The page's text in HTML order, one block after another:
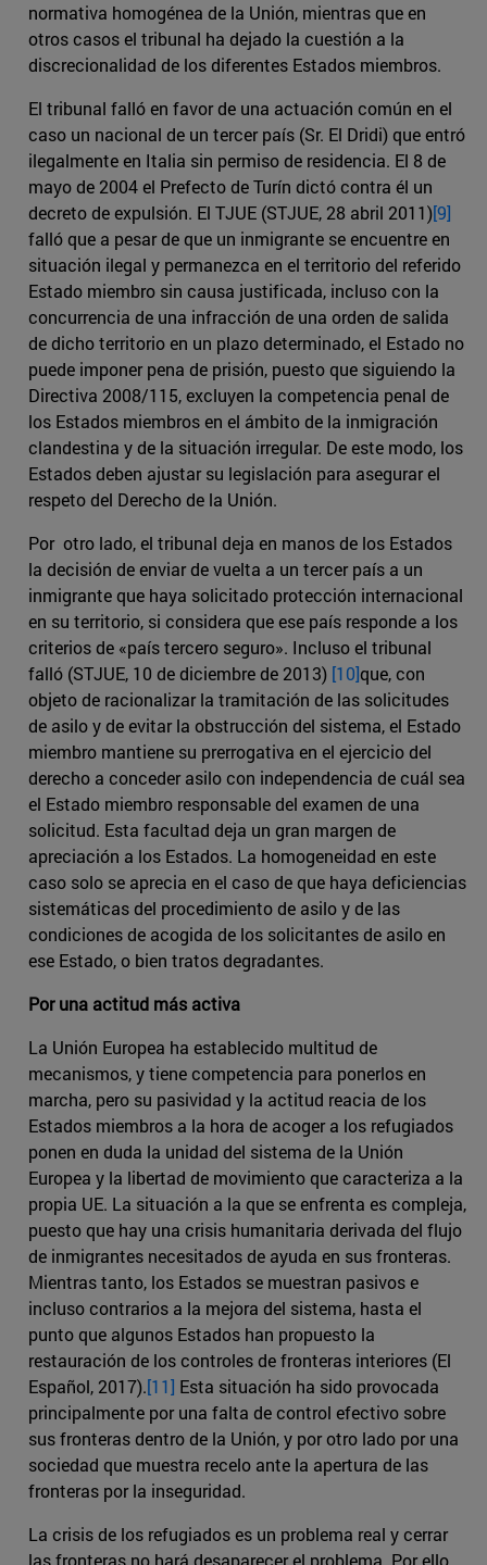
normativa homogénea de la Unión, mientras que en
otros casos el tribunal ha dejado la cuestión a la
discrecionalidad de los diferentes Estados miembros.
El tribunal falló en favor de una actuación común en el
caso un nacional de un tercer país (Sr. El Dridi) que entró
ilegalmente en Italia sin permiso de residencia. El 8 de
mayo de 2004 el Prefecto de Turín dictó contra él un
decreto de expulsión. El TJUE (STJUE, 28 abril 2011)[9]
falló que a pesar de que un inmigrante se encuentre en
situación ilegal y permanezca en el territorio del referido
Estado miembro sin causa justificada, incluso con la
concurrencia de una infracción de una orden de salida
de dicho territorio en un plazo determinado, el Estado no
puede imponer pena de prisión, puesto que siguiendo la
Directiva 2008/115, excluyen la competencia penal de
los Estados miembros en el ámbito de la inmigración
clandestina y de la situación irregular. De este modo, los
Estados deben ajustar su legislación para asegurar el
respeto del Derecho de la Unión.
Por otro lado, el tribunal deja en manos de los Estados
la decisión de enviar de vuelta a un tercer país a un
inmigrante que haya solicitado protección internacional
en su territorio, si considera que ese país responde a los
criterios de «país tercero seguro». Incluso el tribunal
falló (STJUE, 10 de diciembre de 2013) [10]que, con
objeto de racionalizar la tramitación de las solicitudes
de asilo y de evitar la obstrucción del sistema, el Estado
miembro mantiene su prerrogativa en el ejercicio del
derecho a conceder asilo con independencia de cuál sea
el Estado miembro responsable del examen de una
solicitud. Esta facultad deja un gran margen de
apreciación a los Estados. La homogeneidad en este
caso solo se aprecia en el caso de que haya deficiencias
sistemáticas del procedimiento de asilo y de las
condiciones de acogida de los solicitantes de asilo en
ese Estado, o bien tratos degradantes.
Por una actitud más activa
La Unión Europea ha establecido multitud de
mecanismos, y tiene competencia para ponerlos en
marcha, pero su pasividad y la actitud reacia de los
Estados miembros a la hora de acoger a los refugiados
ponen en duda la unidad del sistema de la Unión
Europea y la libertad de movimiento que caracteriza a la
propia UE. La situación a la que se enfrenta es compleja,
puesto que hay una crisis humanitaria derivada del flujo
de inmigrantes necesitados de ayuda en sus fronteras.
Mientras tanto, los Estados se muestran pasivos e
incluso contrarios a la mejora del sistema, hasta el
punto que algunos Estados han propuesto la
restauración de los controles de fronteras interiores (El
Español, 2017).[11] Esta situación ha sido provocada
principalmente por una falta de control efectivo sobre
sus fronteras dentro de la Unión, y por otro lado por una
sociedad que muestra recelo ante la apertura de las
fronteras por la inseguridad.
La crisis de los refugiados es un problema real y cerrar
las fronteras no hará desaparecer el problema. Por ello,